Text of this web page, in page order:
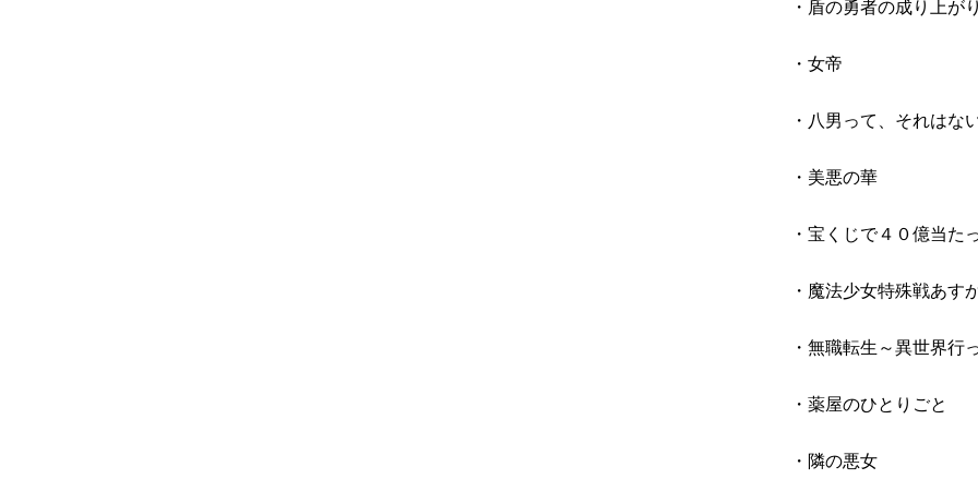
・盾の勇者の成り上がり
・女帝
・八男って、それはな
・美悪の華
・宝くじで４０億当た
・魔法少女特殊戦あす
・無職転生～異世界行
・薬屋のひとりごと
・隣の悪女